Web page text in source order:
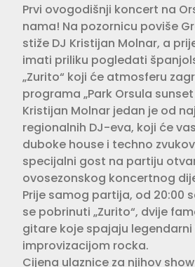
Prvi ovogodišnji koncert na
nama! Na pozornicu poviše
stiže DJ Kristijan Molnar, a
imati priliku pogledati
„Zurito“ koji će atmosferu
programa „Park Orsula sunset
Kristijan Molnar jedan je od
regionalnih DJ-eva, koji će
duboke house i techno
specijalni gost na partiju
ovosezonskog koncertnog
Prije samog partija, od 20:00
se pobrinuti „Zurito“, dvije
gitare koje spajaju
improvizacijom rocka.
Cijena ulaznice za njihov